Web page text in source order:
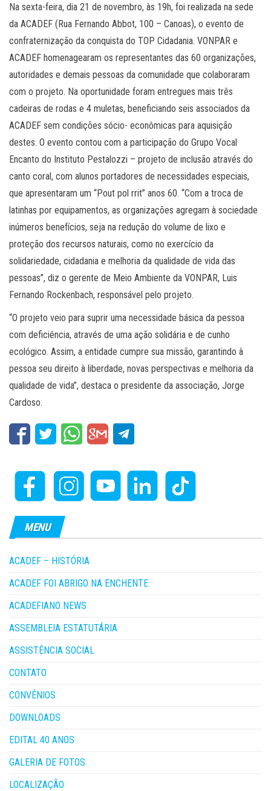
Na sexta-feira, dia 21 de novembro, às 19h, foi realizada na sede
da ACADEF (Rua Fernando Abbot, 100 – Canoas), o evento de
confraternização da conquista do TOP Cidadania. VONPAR e
ACADEF homenagearam os representantes das 60 organizações,
autoridades e demais pessoas da comunidade que colaboraram
com o projeto. Na oportunidade foram entregues mais três
cadeiras de rodas e 4 muletas, beneficiando seis associados da
ACADEF sem condições sócio- econômicas para aquisição
destes. O evento contou com a participação do Grupo Vocal
Encanto do Instituto Pestalozzi – projeto de inclusão através do
canto coral, com alunos portadores de necessidades especiais,
que apresentaram um “Pout pol rrit” anos 60. “Com a troca de
latinhas por equipamentos, as organizações agregam à sociedade
inúmeros benefícios, seja na redução do volume de lixo e
proteção dos recursos naturais, como no exercício da
solidariedade, cidadania e melhoria da qualidade de vida das
pessoas”, diz o gerente de Meio Ambiente da VONPAR, Luis
Fernando Rockenbach, responsável pelo projeto.
“O projeto veio para suprir uma necessidade básica da pessoa
com deficiência, através de uma ação solidária e de cunho
ecológico. Assim, a entidade cumpre sua missão, garantindo à
pessoa seu direito à liberdade, novas perspectivas e melhoria da
qualidade de vida”, destaca o presidente da associação, Jorge
Cardoso.
MENU
ACADEF – HISTÓRIA
ACADEF FOI ABRIGO NA ENCHENTE
ACADEFIANO NEWS
ASSEMBLEIA ESTATUTÁRIA
ASSISTÊNCIA SOCIAL
CONTATO
CONVÊNIOS
DOWNLOADS
EDITAL 40 ANOS
GALERIA DE FOTOS
LOCALIZAÇÃO